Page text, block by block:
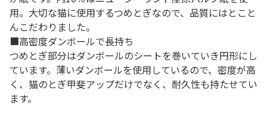
用。大切な猫に使用するつめとぎなので、品質にはとこと
んこだわりました。
■高密度ダンボールで長持ち
つめとぎ部分はダンボールのシートを巻いていき円形にし
ています。薄いダンボールを使用しているので、密度が高
く、猫のとぎ甲斐アップだけでなく、耐久性も持たせてい
ます。